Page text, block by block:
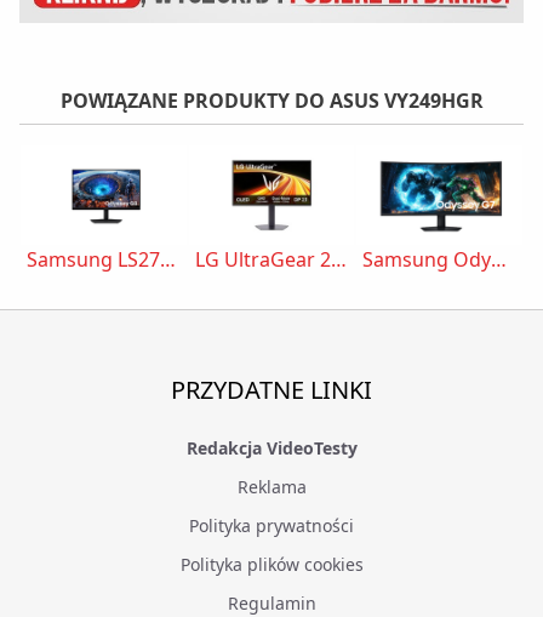
POWIĄZANE PRODUKTY DO ASUS VY249HGR
Samsung LS27HG806EFXEN LG UltraGear 27GX790B Samsung Odyssey G7 40” GF75
PRZYDATNE LINKI
Redakcja VideoTesty
Reklama
Polityka prywatności
Polityka plików cookies
Regulamin